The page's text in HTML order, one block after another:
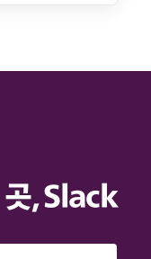
곳, Slack